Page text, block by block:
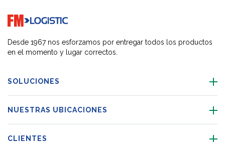
Go to home page
Desde 1967 nos esforzamos por entregar todos los productos
en el momento y lugar correctos.
SOLUCIONES
NUESTRAS UBICACIONES
CLIENTES